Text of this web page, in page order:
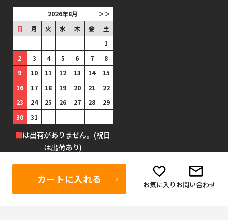
カートに入れる お気に入りお問い合わせ
＞＞
2026年8月
日
月 火 水 木 金
土
1
2
3 4 5 6 7
8
9
10 11 12 13 14
15
16
17 18 19 20 21
22
23
24 25 26 27 28
29
30
31
■は出荷がありません。(祝日
は出荷あり)
©1999-2025 防犯グッズの販売店 ボディーガード 本店